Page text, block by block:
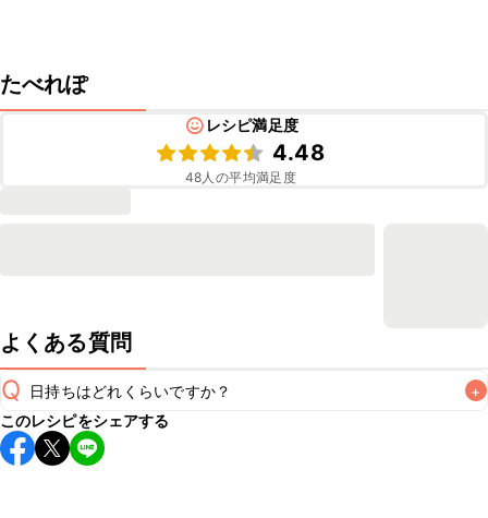
たべれぽ
レシピ満足度
4.48
48人の平均満足度
よくある質問
Q 日持ちはどれくらいですか？ +
こちらのレシピは出来たてをお召し上がりいただくことをお
すすめします。
このレシピをシェアする